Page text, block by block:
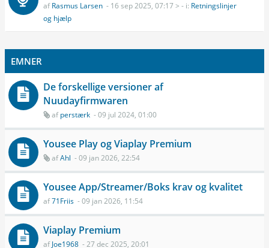
afRasmus Larsen - 16 sep 2025, 07:17 > - i: Retningslinjer
og hjælp
EMNER
De forskellige versioner af
Nuudayfirmwaren
afperstærk - 09 jul 2024, 01:00
Yousee Play og Viaplay Premium
afAhl - 09 jan 2026, 22:54
Yousee App/Streamer/Boks krav og kvalitet
af71Friis - 09 jan 2026, 11:54
Viaplay Premium
afJoe1968 - 27 dec 2025, 20:01